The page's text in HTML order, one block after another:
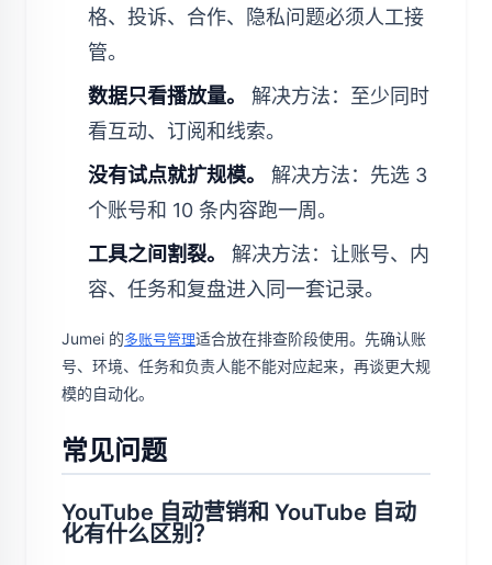
格、投诉、合作、隐私问题必须人工接
管。
数据只看播放量。
解决方法：至少同时
看互动、订阅和线索。
没有试点就扩规模。
解决方法：先选 3
个账号和 10 条内容跑一周。
工具之间割裂。
解决方法：让账号、内
容、任务和复盘进入同一套记录。
Jumei 的多账号管理适合放在排查阶段使用。先确认账
号、环境、任务和负责人能不能对应起来，再谈更大规
模的自动化。
常见问题
YouTube 自动营销和 YouTube 自动
化有什么区别？